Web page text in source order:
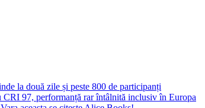
la două zile și peste 800 de participanți
97, performanță rar întâlnită inclusiv în Europa